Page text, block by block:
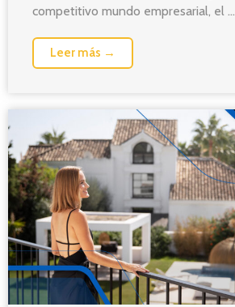
competitivo mundo empresarial, el ...
Leer más →